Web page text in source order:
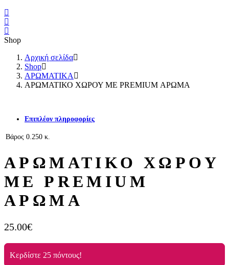
Shop
Αρχική σελίδα
Shop
ΑΡΩΜΑΤΙΚΑ
ΑΡΩΜΑΤΙΚΟ ΧΩΡΟΥ ΜΕ PREMIUM ΑΡΩΜΑ
Επιπλέον πληροφορίες
Βάρος 0.250 κ.
ΑΡΩΜΑΤΙΚΟ ΧΩΡΟΥ
ΜΕ PREMIUM
ΑΡΩΜΑ
25.00€
Κερδίστε 25 πόντους!